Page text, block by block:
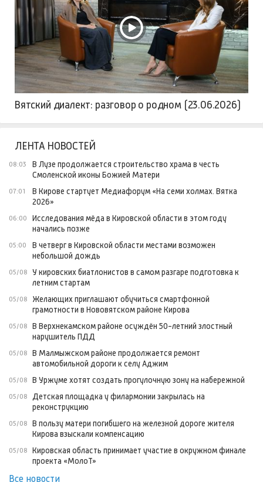
Вятский диалект: разговор о родном (23.06.2026)
ЛЕНТА НОВОСТЕЙ
08:03
В Лузе продолжается строительство храма в честь
Смоленской иконы Божией Матери
07:01
В Кирове стартует Медиафорум «На семи холмах. Вятка
2026»
06:00
Исследования мёда в Кировской области в этом году
начались позже
05:00
В четверг в Кировской области местами возможен
небольшой дождь
05/08
У кировских биатлонистов в самом разгаре подготовка к
летним стартам
05/08
Желающих приглашают обучиться смартфонной
грамотности в Нововятском районе Кирова
05/08
В Верхнекамском районе осуждён 50-летний злостный
нарушитель ПДД
05/08
В Малмыжском районе продолжается ремонт
автомобильной дороги к селу Аджим
05/08 В Уржуме хотят создать прогулочную зону на набережной
05/08
Детская площадка у филармонии закрылась на
реконструкцию
05/08
В пользу матери погибшего на железной дороге жителя
Кирова взыскали компенсацию
05/08
Кировская область принимает участие в окружном финале
проекта «МолоТ»
Все новости